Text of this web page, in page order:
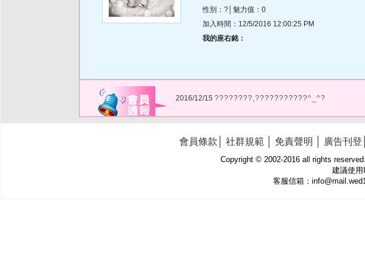
性別：?│魅力值：0
加入時間：12/5/2016 12:00:25 PM
我的座右銘：
2016/12/15 ????????,???????????^_^?
會員條款 社群規範 免責聲明 廣告刊登
Copyright © 2002-2016 all rights
建議使
客服信箱：